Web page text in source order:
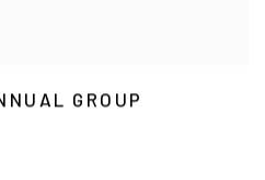
GROUP